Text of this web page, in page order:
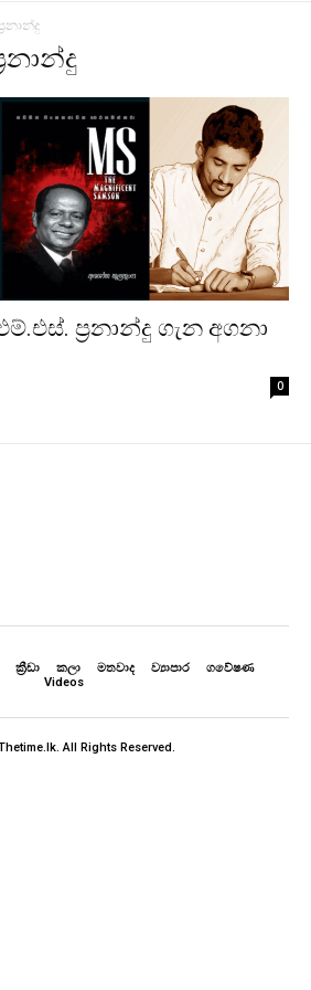
ප්‍රනාන්දු ගැන අගනා
0
ක්‍රීඩා කලා මතවාද ව්‍යාපාර
ගවේෂණ
Videos
All Rights Reserved.